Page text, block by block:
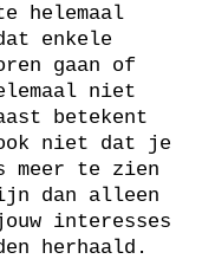
helemaal
enkele
gaan of
niet
betekent
niet dat je
meer te zien
dan alleen
interesses
herhaald.